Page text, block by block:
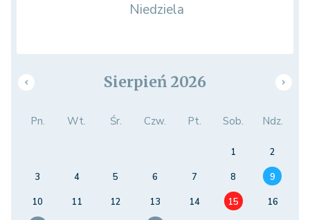
Niedziela
Sierpień 2026
Pn. Wt. Śr. Czw. Pt. Sob. Ndz.
1
2
3
4 5 6 7 8
9
10
11 12 13 14 15
16